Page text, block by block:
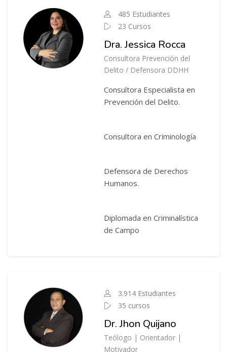
485 Estudiantes
23 Cursos
Dra. Jessica Rocca
Consultora Prevención del
Delito / Defensora DDHH
Consultora Especialista en
Prevención del Delito.
Consultora en Criminología
Defensora de Derechos
Humanos.
Diplomada en Criminalística
de Campo
3.914 Estudiantes
35 cursos
Dr. Jhon Quijano
Teólogo | Orientador |
Motivador